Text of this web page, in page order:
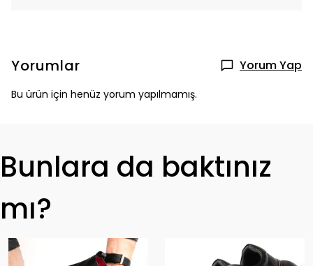
Yorumlar Yorum Yap
Bu ürün için henüz yorum yapılmamış.
Bunlara da baktınız
mı?